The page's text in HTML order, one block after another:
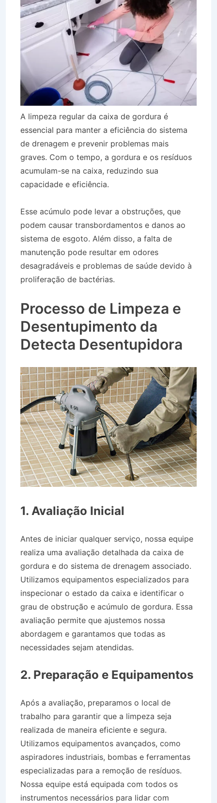
A limpeza regular da caixa de gordura é
essencial para manter a eficiência do sistema
de drenagem e prevenir problemas mais
graves. Com o tempo, a gordura e os resíduos
acumulam-se na caixa, reduzindo sua
capacidade e eficiência.
Esse acúmulo pode levar a obstruções, que
podem causar transbordamentos e danos ao
sistema de esgoto. Além disso, a falta de
manutenção pode resultar em odores
desagradáveis e problemas de saúde devido à
proliferação de bactérias.
Processo de Limpeza e
Desentupimento da
Detecta Desentupidora
1. Avaliação Inicial
Antes de iniciar qualquer serviço, nossa equipe
realiza uma avaliação detalhada da caixa de
gordura e do sistema de drenagem associado.
Utilizamos equipamentos especializados para
inspecionar o estado da caixa e identificar o
grau de obstrução e acúmulo de gordura. Essa
avaliação permite que ajustemos nossa
abordagem e garantamos que todas as
necessidades sejam atendidas.
2. Preparação e Equipamentos
Após a avaliação, preparamos o local de
trabalho para garantir que a limpeza seja
realizada de maneira eficiente e segura.
Utilizamos equipamentos avançados, como
aspiradores industriais, bombas e ferramentas
especializadas para a remoção de resíduos.
Nossa equipe está equipada com todos os
instrumentos necessários para lidar com